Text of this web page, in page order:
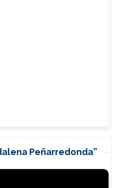
Peñarredonda”